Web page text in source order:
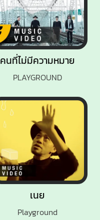
คนที่ไม่มีความหมาย
PLAYGROUND
เนย
Playground